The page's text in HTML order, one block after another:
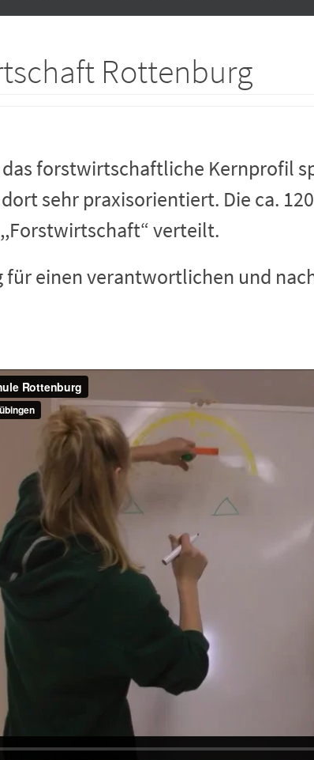
Rottenburg
forstwirtschaftliche Kernprofil
sehr praxisorientiert. Die ca.
verteilt.
einen verantwortlichen und